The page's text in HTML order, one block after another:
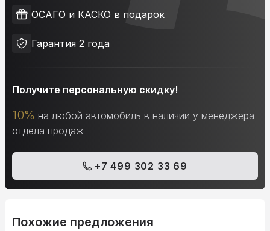
ОСАГО и КАСКО в подарок
Гарантия 2 года
Получите персональную скидку!
10% на любой автомобиль в наличии у менеджера
отдела продаж
+7 499 302 33 69
Похожие предложения